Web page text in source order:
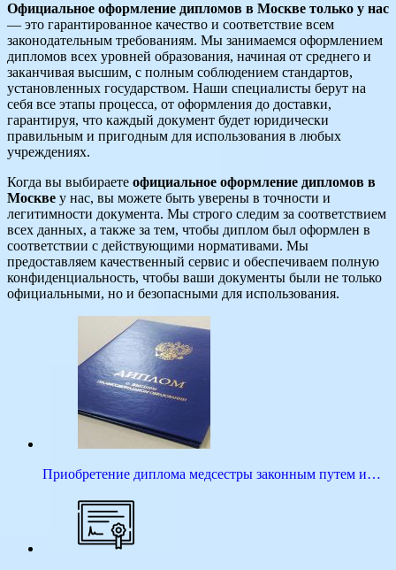
Официальное оформление дипломов в Москве только у нас
— это гарантированное качество и соответствие всем
законодательным требованиям. Мы занимаемся оформлением
дипломов всех уровней образования, начиная от среднего и
заканчивая высшим, с полным соблюдением стандартов,
установленных государством. Наши специалисты берут на
себя все этапы процесса, от оформления до доставки,
гарантируя, что каждый документ будет юридически
правильным и пригодным для использования в любых
учреждениях.
Когда вы выбираете официальное оформление дипломов в
Москве у нас, вы можете быть уверены в точности и
легитимности документа. Мы строго следим за соответствием
всех данных, а также за тем, чтобы диплом был оформлен в
соответствии с действующими нормативами. Мы
предоставляем качественный сервис и обеспечиваем полную
конфиденциальность, чтобы ваши документы были не только
официальными, но и безопасными для использования.
Приобретение диплома медсестры законным путем и…